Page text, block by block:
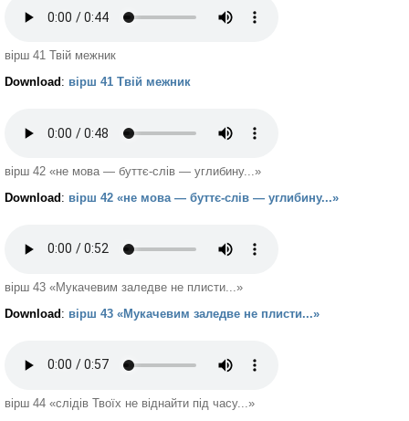
вірш 41 Твій межник
Download : вірш 41 Твій межник
вірш 42 «не мова — буттє-слів — углибину...»
Download : вірш 42 «не мова — буттє-слів — углибину...»
вірш 43 «Мукачевим заледве не плисти...»
Download: вірш 43 «Мукачевим заледве не плисти...»
вірш 44 «слідів Твоїх не віднайти під часу...»